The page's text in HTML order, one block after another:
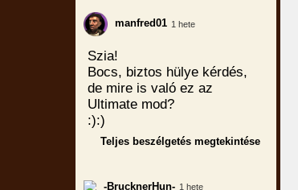
manfred01 1 hete
Szia!
Bocs, biztos hülye kérdés,
de mire is való ez az
Ultimate mod?
:):)
Teljes beszélgetés megtekintése
-BrucknerHun- 1 hete